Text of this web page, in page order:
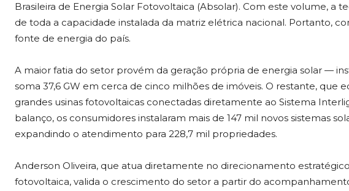
Brasileira de Energia Solar Fotovoltaica (Absolar). Com este volume, a
de toda a capacidade instalada da matriz elétrica nacional. Portanto,
fonte de energia do país.
A maior fatia do setor provém da geração própria de energia solar —
soma 37,6 GW em cerca de cinco milhões de imóveis. O restante, que
grandes usinas fotovoltaicas conectadas diretamente ao Sistema
balanço, os consumidores instalaram mais de 147 mil novos sistemas
expandindo o atendimento para 228,7 mil propriedades.
Anderson Oliveira, que atua diretamente no direcionamento
fotovoltaica, valida o crescimento do setor a partir do